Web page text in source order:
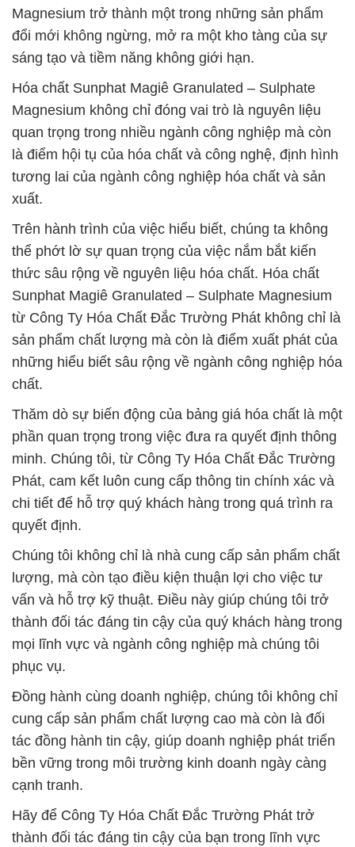
Magnesium trở thành một trong những sản phẩm
đổi mới không ngừng, mở ra một kho tàng của sự
sáng tạo và tiềm năng không giới hạn.
Hóa chất Sunphat Magiê Granulated – Sulphate
Magnesium không chỉ đóng vai trò là nguyên liệu
quan trọng trong nhiều ngành công nghiệp mà còn
là điểm hội tụ của hóa chất và công nghệ, định hình
tương lai của ngành công nghiệp hóa chất và sản
xuất.
Trên hành trình của việc hiểu biết, chúng ta không
thể phớt lờ sự quan trọng của việc nắm bắt kiến
thức sâu rộng về nguyên liệu hóa chất. Hóa chất
Sunphat Magiê Granulated – Sulphate Magnesium
từ Công Ty Hóa Chất Đắc Trường Phát không chỉ là
sản phẩm chất lượng mà còn là điểm xuất phát của
những hiểu biết sâu rộng về ngành công nghiệp hóa
chất.
Thăm dò sự biến động của bảng giá hóa chất là một
phần quan trọng trong việc đưa ra quyết định thông
minh. Chúng tôi, từ Công Ty Hóa Chất Đắc Trường
Phát, cam kết luôn cung cấp thông tin chính xác và
chi tiết để hỗ trợ quý khách hàng trong quá trình ra
quyết định.
Chúng tôi không chỉ là nhà cung cấp sản phẩm chất
lượng, mà còn tạo điều kiện thuận lợi cho việc tư
vấn và hỗ trợ kỹ thuật. Điều này giúp chúng tôi trở
thành đối tác đáng tin cậy của quý khách hàng trong
mọi lĩnh vực và ngành công nghiệp mà chúng tôi
phục vụ.
Đồng hành cùng doanh nghiệp, chúng tôi không chỉ
cung cấp sản phẩm chất lượng cao mà còn là đối
tác đồng hành tin cậy, giúp doanh nghiệp phát triển
bền vững trong môi trường kinh doanh ngày càng
cạnh tranh.
Hãy để Công Ty Hóa Chất Đắc Trường Phát trở
thành đối tác đáng tin cậy của bạn trong lĩnh vực